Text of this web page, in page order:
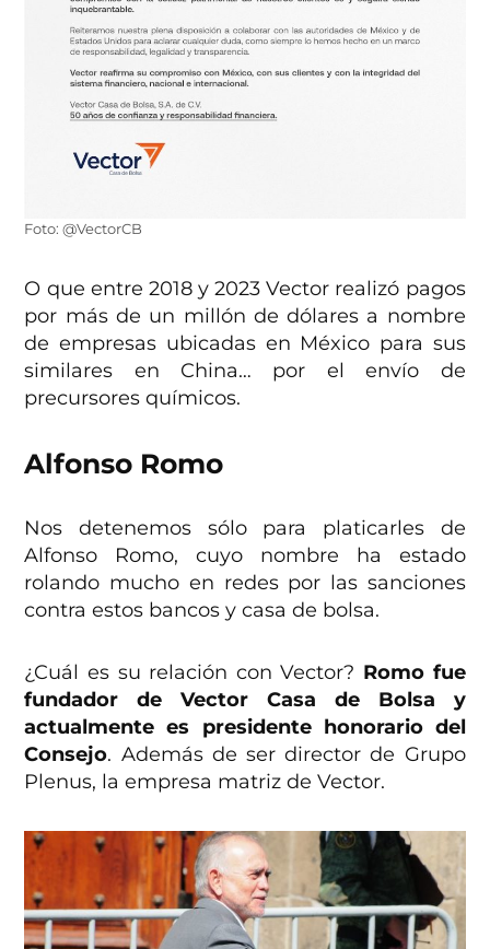
Foto: @VectorCB
O que entre 2018 y 2023 Vector realizó pagos
por más de un millón de dólares a nombre
de empresas ubicadas en México para sus
similares en China… por el envío de
precursores químicos.
Alfonso Romo
Nos detenemos sólo para platicarles de
Alfonso Romo, cuyo nombre ha estado
rolando mucho en redes por las sanciones
contra estos bancos y casa de bolsa.
¿Cuál es su relación con Vector? Romo fue
fundador de Vector Casa de Bolsa y
actualmente es presidente honorario del
Consejo. Además de ser director de Grupo
Plenus, la empresa matriz de Vector.